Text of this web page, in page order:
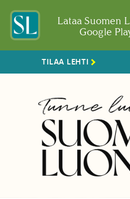
Lataa Suomen
Google
TILAA LEHTI